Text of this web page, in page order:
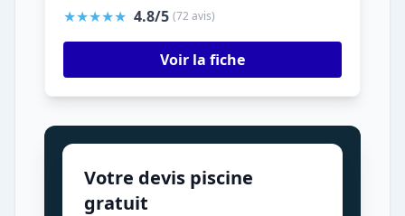
★★★★★ 4.8/5 (72 avis)
Voir la fiche
Votre devis piscine
gratuit